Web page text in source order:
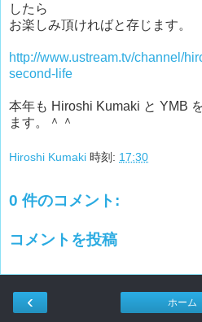
したら
お楽しみ頂ければと存じます。
http://www.ustream.tv/channel/
second-life
本年も Hiroshi Kumaki と YMB
ます。＾＾
Hiroshi Kumaki 時刻: 17:30
0 件のコメント:
コメントを投稿
‹ ホーム